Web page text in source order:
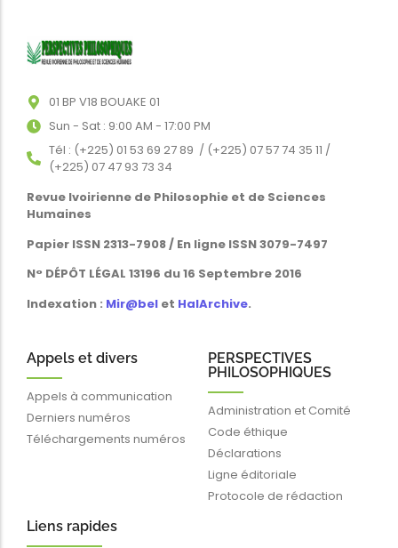
01 BP V18 BOUAKE 01
Sun - Sat : 9:00 AM - 17:00 PM
Tél : (+225) 01 53 69 27 89 / (+225) 07 57 74 35 11 /
(+225) 07 47 93 73 34
Revue Ivoirienne de Philosophie et de Sciences
Humaines
Papier ISSN 2313-7908 / En ligne ISSN 3079-7497
N° DÉPÔT LÉGAL 13196 du 16 Septembre 2016
Indexation : Mir@bel et HalArchive.
Appels et divers
Appels à communication
Derniers numéros
Téléchargements numéros
PERSPECTIVES
PHILOSOPHIQUES
Administration et Comité
Code éthique
Déclarations
Ligne éditoriale
Protocole de rédaction
Liens rapides